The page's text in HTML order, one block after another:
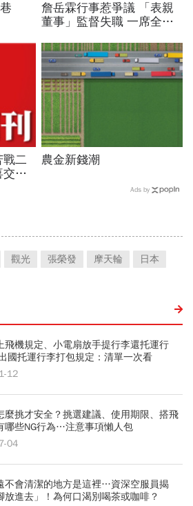
詹岳霖行事惹爭議 「表親
董事」監督失職 一席全家
戰二
棒
農金新錢潮
Ads by
觀光 張榮發 摩天輪 日本
飛機規定、小電扇放手提行李還托運行
國托運行李打包規定：清單一次看
12
麼挑才安全？挑選建議、使用期限、搭飛
哪些NG行為…注意事項懶人包
04
不會清潔的地方是這裡…資深空服員揭
放進去」！為何口渴別喝茶或咖啡？